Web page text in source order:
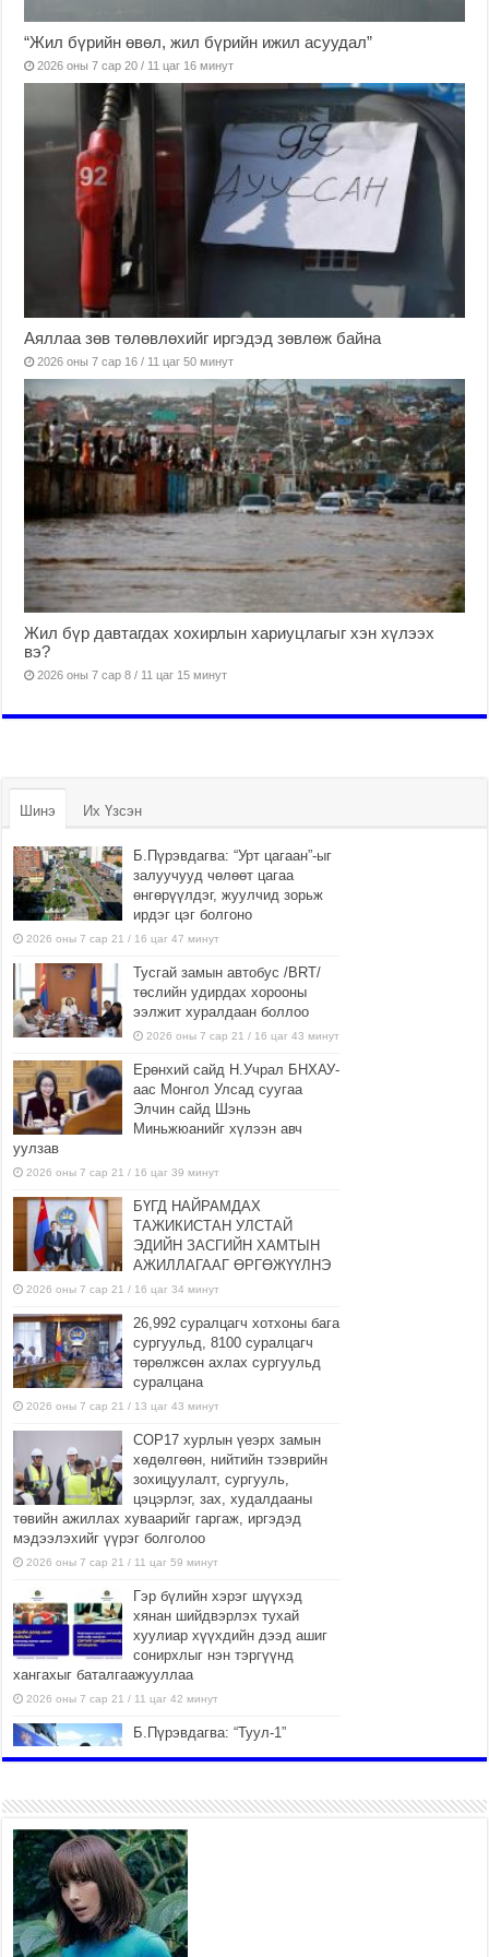
“Жил бүрийн өвөл, жил бүрийн ижил асуудал”
2026 оны 7 сар 20 / 11 цаг 16 минут
Аяллаа зөв төлөвлөхийг иргэдэд зөвлөж байна
2026 оны 7 сар 16 / 11 цаг 50 минут
Жил бүр давтагдах хохирлын хариуцлагыг хэн хүлээх
вэ?
2026 оны 7 сар 8 / 11 цаг 15 минут
Шинэ Их Үзсэн
Б.Пүрэвдагва: “Урт цагаан”-ыг
залуучууд чөлөөт цагаа
өнгөрүүлдэг, жуулчид зорьж
ирдэг цэг болгоно
2026 оны 7 сар 21 / 16 цаг 47 минут
Тусгай замын автобус /BRT/
төслийн удирдах хорооны
ээлжит хуралдаан боллоо
2026 оны 7 сар 21 / 16 цаг 43 минут
Ерөнхий сайд Н.Учрал БНХАУ-
аас Монгол Улсад суугаа
Элчин сайд Шэнь
Миньжюанийг хүлээн авч
уулзав
2026 оны 7 сар 21 / 16 цаг 39 минут
БҮГД НАЙРАМДАХ
ТАЖИКИСТАН УЛСТАЙ
ЭДИЙН ЗАСГИЙН ХАМТЫН
АЖИЛЛАГААГ ӨРГӨЖҮҮЛНЭ
2026 оны 7 сар 21 / 16 цаг 34 минут
26,992 суралцагч хотхоны бага
сургуульд, 8100 суралцагч
төрөлжсөн ахлах сургуульд
суралцана
2026 оны 7 сар 21 / 13 цаг 43 минут
COP17 хурлын үеэрх замын
хөдөлгөөн, нийтийн тээврийн
зохицуулалт, сургууль,
цэцэрлэг, зах, худалдааны
төвийн ажиллах хуваарийг гаргаж, иргэдэд
мэдээлэхийг үүрэг болголоо
2026 оны 7 сар 21 / 11 цаг 59 минут
Гэр бүлийн хэрэг шүүхэд
хянан шийдвэрлэх тухай
хуулиар хүүхдийн дээд ашиг
сонирхлыг нэн тэргүүнд
хангахыг баталгаажууллаа
2026 оны 7 сар 21 / 11 цаг 42 минут
Б.Пүрэвдагва: “Туул-1”
2026 оны 7 сар 21 / 10 цаг 15 минут
НИЙСЛЭЛ, АЙМГИЙН
УДИРДЛАГУУДЫН АЖЛЫГ
ХҮНД СУРТЛЫГ БУУРУУЛЖ,
ИРГЭД, АЖ АХУЙН НЭГЖИЙН
АЧААГ ХЭРХЭН ХӨНГӨЛСНӨӨР ДҮГНЭНЭ
2026 оны 7 сар 21 / 10 цаг 09 минут